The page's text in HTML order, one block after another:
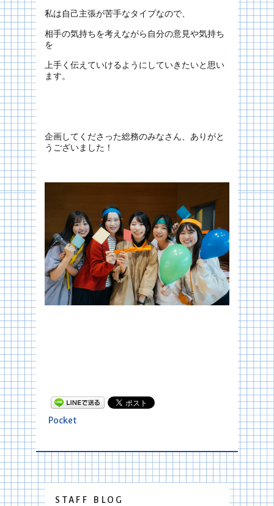
私は自己主張が苦手なタイプなので、
相手の気持ちを考えながら自分の意見や気持ち
を
上手く伝えていけるようにしていきたいと思い
ます。
企画してくださった総務のみなさん、ありがと
うございました！
Pocket
STAFF BLOG